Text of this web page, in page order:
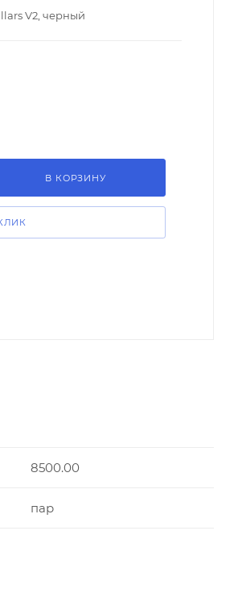
V2, черный
В КОРЗИНУ
8500.00
пар